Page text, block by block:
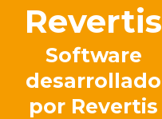
Revertis
Software
desarrollado
por Revertis